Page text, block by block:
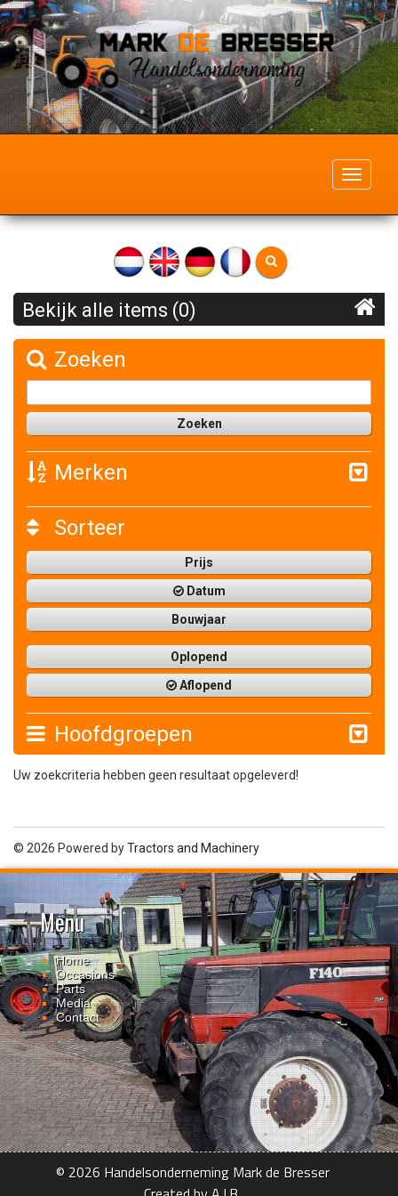
Toggle
Bekijk alle items (0)
Zoeken
Merken
Sorteer
Prijs
Datum
Bouwjaar
Oplopend
Aflopend
Hoofdgroepen
Uw zoekcriteria hebben geen resultaat opgeleverd!
© 2026 Powered byTractors and Machinery
Menu
Home
Occasions
Parts
Media
Contact
© 2026 Handelsonderneming Mark de Bresser